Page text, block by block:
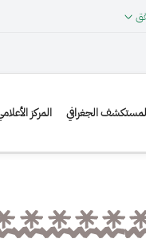
الجغرافي المركز